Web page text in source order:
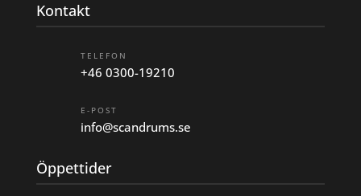
Kontakt
TELEFON
+46 0300-19210
E-POST
info@scandrums.se
Öppettider